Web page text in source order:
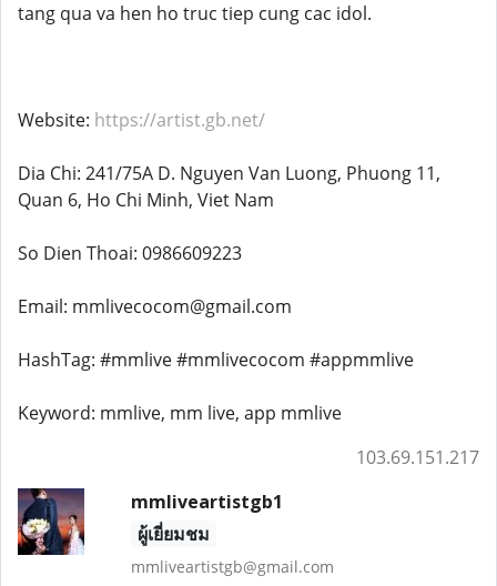
tang qua va hen ho truc tiep cung cac idol.
Website: https://artist.gb.net/
Dia Chi: 241/75A D. Nguyen Van Luong, Phuong 11,
Quan 6, Ho Chi Minh, Viet Nam
So Dien Thoai: 0986609223
Email: mmlivecocom@gmail.com
HashTag: #mmlive #mmlivecocom #appmmlive
Keyword: mmlive, mm live, app mmlive
103.69.151.217
mmliveartistgb1
ผู้เยี่ยมชม
mmliveartistgb@gmail.com